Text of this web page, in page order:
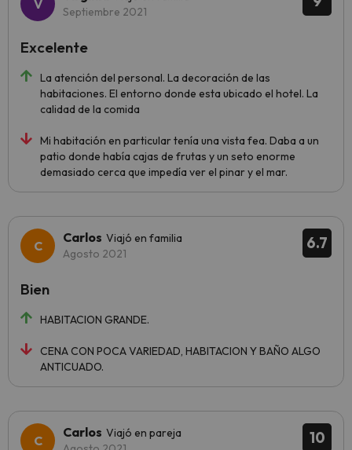
Septiembre 2021
La atención del personal. La decoración de las
habitaciones. El entorno donde esta ubicado el hotel. La
calidad de la comida
Mi habitación en particular tenía una vista fea. Daba a un
patio donde había cajas de frutas y un seto enorme
demasiado cerca que impedía ver el pinar y el mar.
Excelente
6.7
Carlos Viajó en familia
Agosto 2021
HABITACION GRANDE.
CENA CON POCA VARIEDAD, HABITACION Y BAÑO ALGO
ANTICUADO.
Bien
10
Carlos Viajó en pareja